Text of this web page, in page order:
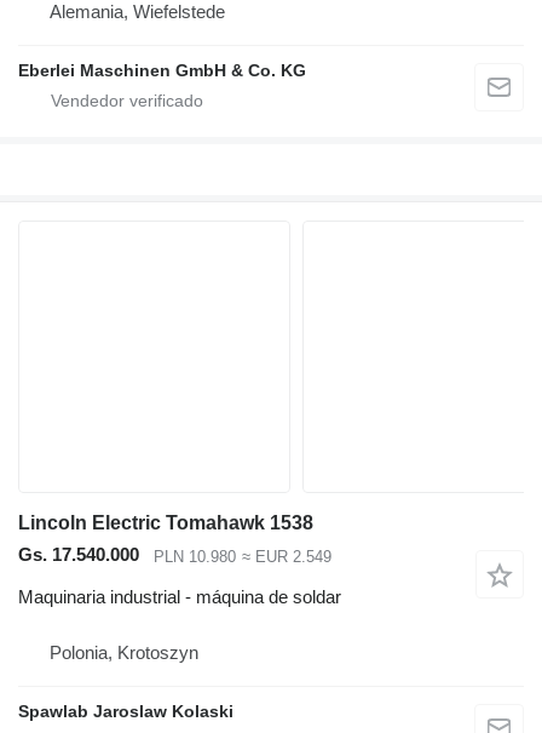
Alemania, Wiefelstede
Eberlei Maschinen GmbH & Co. KG
Lincoln Electric Tomahawk 1538
Gs. 17.540.000
PLN 10.980 ≈ EUR 2.549
Maquinaria industrial - máquina de soldar
Polonia, Krotoszyn
Spawlab Jaroslaw Kolaski